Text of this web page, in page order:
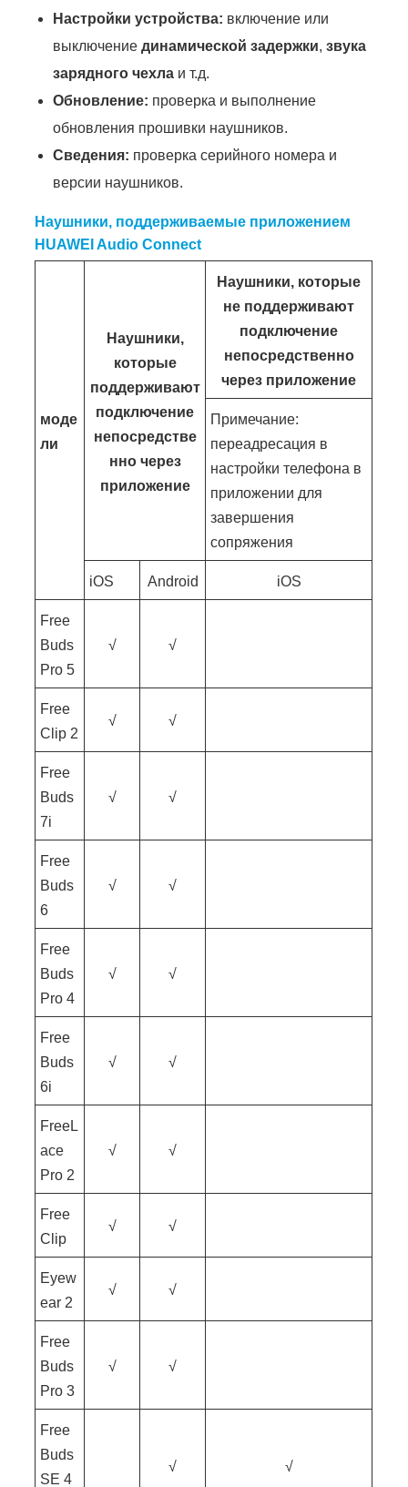
Настройки устройства: включение или
выключениединамической задержки,звука
зарядного чехла и т.д.
Обновление: проверка и выполнение
обновления прошивки наушников.
Сведения: проверка серийного номера и
версии наушников.
Наушники, поддерживаемые приложением
HUAWEI Audio Connect
моде
ли
Наушники,
которые
поддерживают
подключение
непосредстве
нно через
приложение
Наушники, которые
не поддерживают
подключение
непосредственно
через приложение
Примечание:
переадресация в
настройки телефона в
приложении для
завершения
сопряжения
iOS Android iOS
Free
Buds
Pro 5
√ √
Free
Clip 2
√ √
Free
Buds
7i
√ √
Free
Buds
6
√ √
Free
Buds
Pro 4
√ √
Free
Buds
6i
√ √
FreeL
ace
Pro 2
√ √
Free
Clip
√ √
Eyew
ear 2
√ √
Free
Buds
Pro 3
√ √
Free
Buds
SE 4
√ √